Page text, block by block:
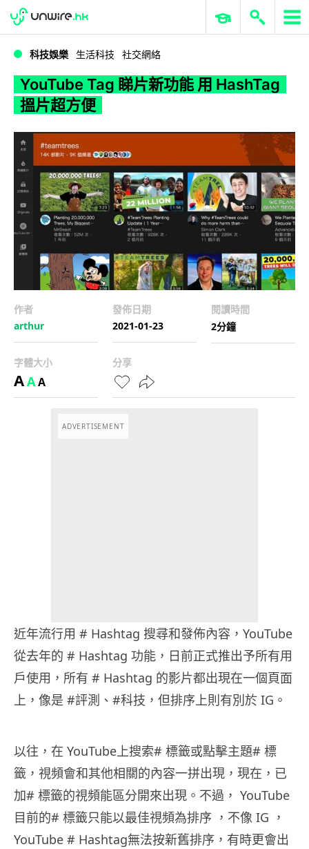
WWDC 2026 ERP 與商業 AI
科技娛樂 生活科技 社交網絡
YouTube Tag 睇片新功能 用 HashTag
搵片超方便
作者
arthur
發佈日期
2021-01-23
閱讀時間
2分鐘
字體大小
AAA
分享
ADVERTISEMENT
近年流行用 # Hashtag 搜尋和發佈內容，YouTube
從去年的 # Hashtag 功能，日前正式推出予所有用
戶使用，所有 # Hashtag 的影片都出現在一個頁面
上，像是 #評測、#科技，但排序上則有別於 IG。
以往，在 YouTube上搜索# 標籤或點擊主題# 標
籤，視頻會和其他相關的內容一拼出現，現在，已
加# 標籤的視頻能區分開來出現。不過， YouTube
目前的# 標籤只能以最佳視頻為排序 ，不像 IG ，
YouTube # Hashtag無法按新舊排序，有時更會出